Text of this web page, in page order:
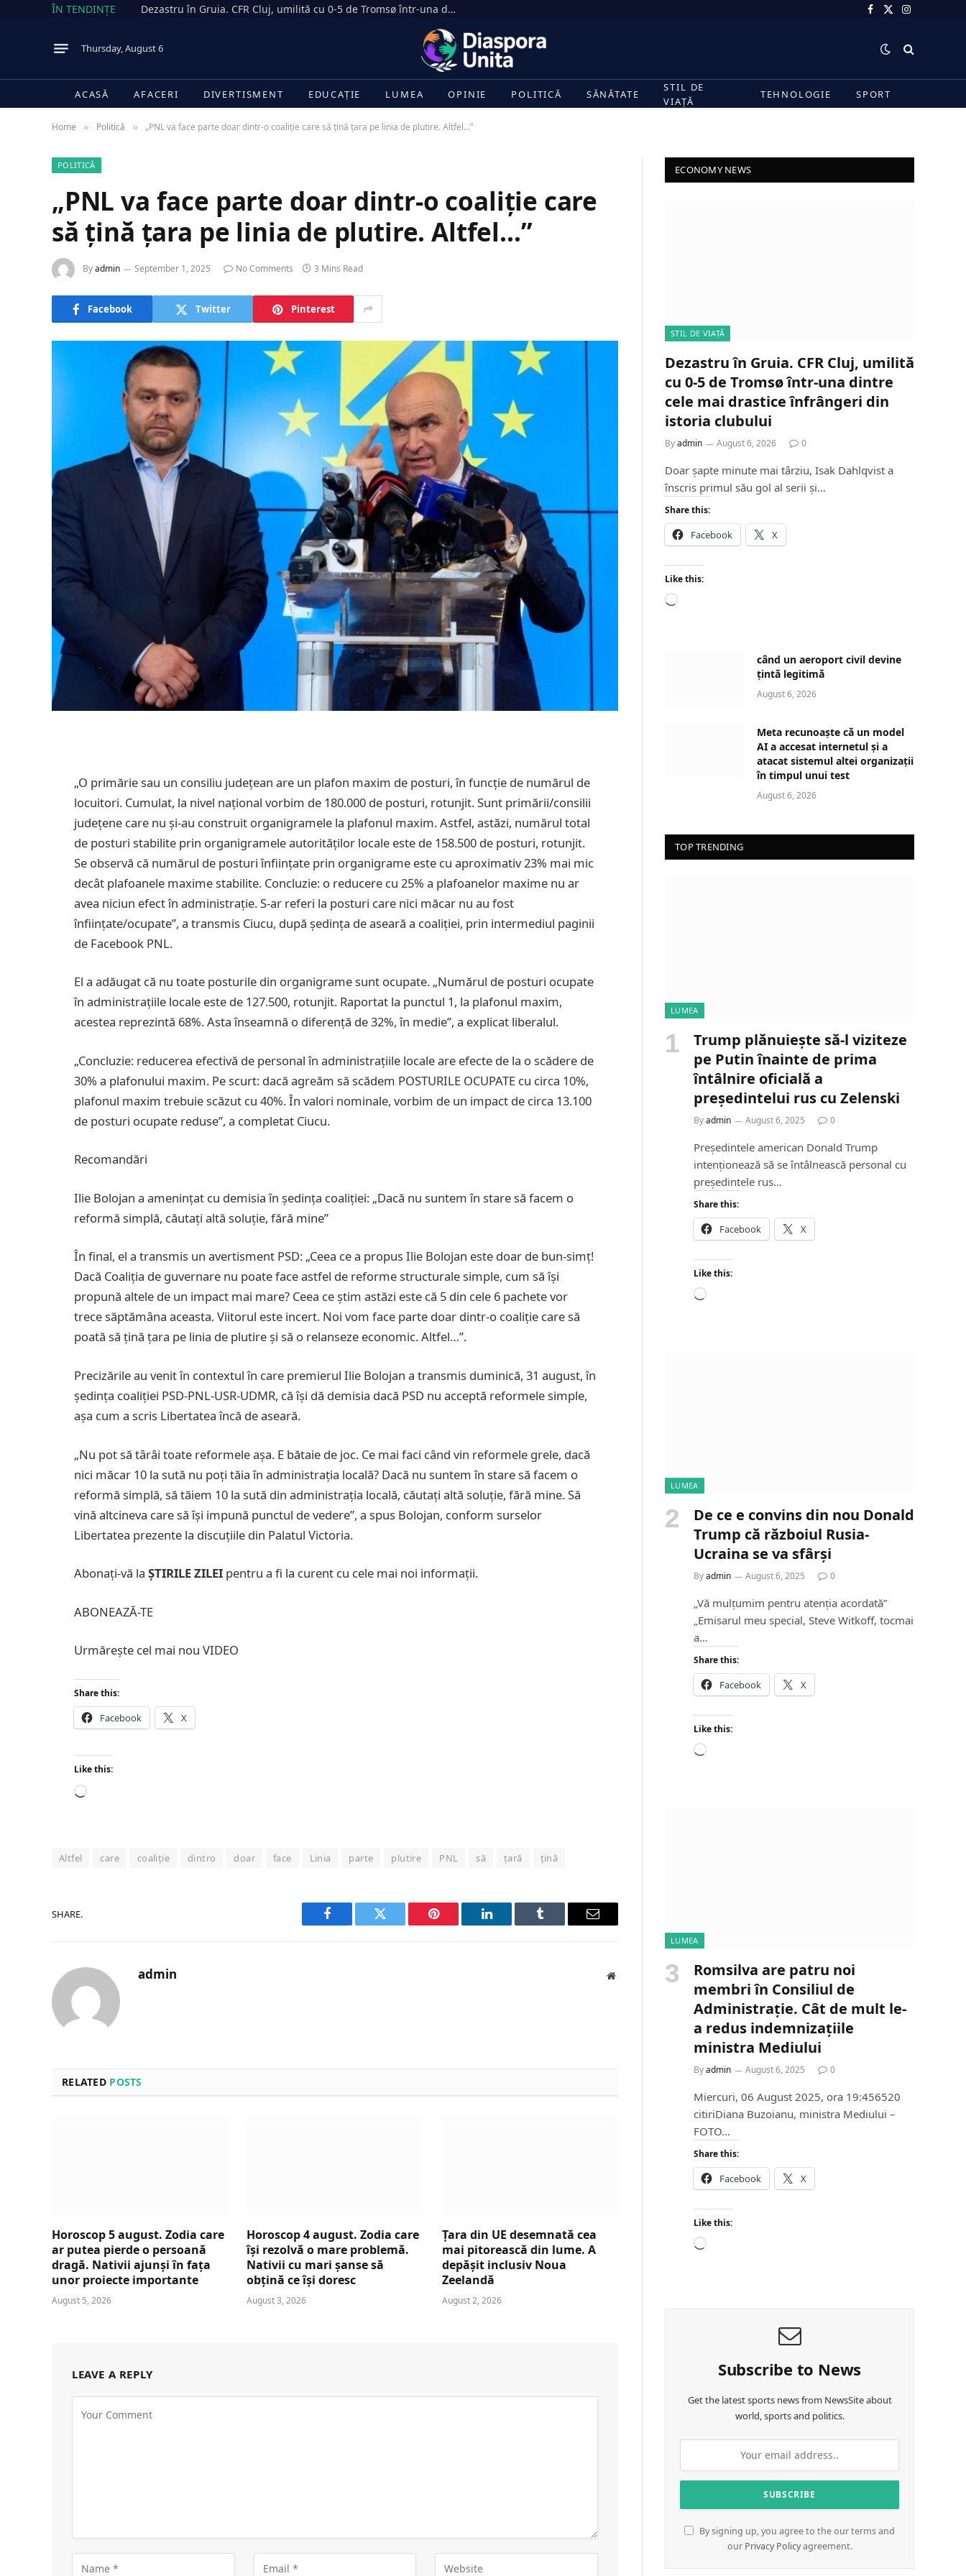
ÎN TENDINȚE Dezastru în Gruia. CFR Cluj, umilită cu 0-5 de Tromsø într-una dintre cele mai drastice înfrângeri din istoria clubului Facebook
X
Instagram
Thursday, August 6
ACASĂ AFACERI DIVERTISMENT EDUCAȚIE LUMEA OPINIE POLITICĂ SĂNĂTATE
STIL DE
VIAȚĂ
TEHNOLOGIE SPORT
Home » Politică » „PNL va face parte doar dintr-o coaliție care să țină țara pe linia de plutire. Altfel…”
POLITICĂ
„PNL va face parte doar dintr-o coaliție care
să țină țara pe linia de plutire. Altfel…”
Byadmin September 1, 2025 No Comments 3 Mins Read
Facebook Twitter Pinterest
„O primărie sau un consiliu județean are un plafon maxim de posturi, în funcție de numărul de
locuitori. Cumulat, la nivel național vorbim de 180.000 de posturi, rotunjit. Sunt primării/consilii
județene care nu și-au construit organigramele la plafonul maxim. Astfel, astăzi, numărul total
de posturi stabilite prin organigramele autorităților locale este de 158.500 de posturi, rotunjit.
Se observă că numărul de posturi înființate prin organigrame este cu aproximativ 23% mai mic
decât plafoanele maxime stabilite. Concluzie: o reducere cu 25% a plafoanelor maxime nu ar
avea niciun efect în administrație. S-ar referi la posturi care nici măcar nu au fost
înființate/ocupate”, a transmis Ciucu, după ședința de aseară a coaliției, prin intermediul paginii
de Facebook PNL.
El a adăugat că nu toate posturile din organigrame sunt ocupate. „Numărul de posturi ocupate
în administrațiile locale este de 127.500, rotunjit. Raportat la punctul 1, la plafonul maxim,
acestea reprezintă 68%. Asta înseamnă o diferență de 32%, în medie”, a explicat liberalul.
„Concluzie: reducerea efectivă de personal în administrațiile locale are efecte de la o scădere de
30% a plafonului maxim. Pe scurt: dacă agreăm să scădem POSTURILE OCUPATE cu circa 10%,
plafonul maxim trebuie scăzut cu 40%. În valori nominale, vorbim de un impact de circa 13.100
de posturi ocupate reduse”, a completat Ciucu.
Recomandări
Ilie Bolojan a amenințat cu demisia în ședința coaliției: „Dacă nu suntem în stare să facem o
reformă simplă, căutați altă soluție, fără mine”
În final, el a transmis un avertisment PSD: „Ceea ce a propus Ilie Bolojan este doar de bun-simț!
Dacă Coaliția de guvernare nu poate face astfel de reforme structurale simple, cum să își
propună altele de un impact mai mare? Ceea ce știm astăzi este că 5 din cele 6 pachete vor
trece săptămâna aceasta. Viitorul este incert. Noi vom face parte doar dintr-o coaliție care să
poată să țină țara pe linia de plutire și să o relanseze economic. Altfel…”.
Precizările au venit în contextul în care premierul Ilie Bolojan a transmis duminică, 31 august, în
ședința coaliției PSD-PNL-USR-UDMR, că își dă demisia dacă PSD nu acceptă reformele simple,
așa cum a scris Libertatea încă de aseară.
„Nu pot să târâi toate reformele așa. E bătaie de joc. Ce mai faci când vin reformele grele, dacă
nici măcar 10 la sută nu poți tăia în administrația locală? Dacă nu suntem în stare să facem o
reformă simplă, să tăiem 10 la sută din administrația locală, căutați altă soluție, fără mine. Să
vină altcineva care să își impună punctul de vedere”, a spus Bolojan, conform surselor
Libertatea prezente la discuțiile din Palatul Victoria.
Abonați-vă la ȘTIRILE ZILEI pentru a fi la curent cu cele mai noi informații.
ABONEAZĂ-TE
Urmărește cel mai nou VIDEO
Share this:
Facebook X
Like this:
Loading…
Altfel care coaliție dintro doar face Linia parte plutire PNL să țară țină
SHARE.
Facebook Twitter Pinterest LinkedIn Tumblr Email
admin Website
RELATED POSTS
Horoscop 5 august. Zodia care
ar putea pierde o persoană
dragă. Nativii ajunși în fața
unor proiecte importante
August 5, 2026
Horoscop 4 august. Zodia care
își rezolvă o mare problemă.
Nativii cu mari șanse să
obțină ce își doresc
August 3, 2026
Țara din UE desemnată cea
mai pitorească din lume. A
depășit inclusiv Noua
Zeelandă
August 2, 2026
LEAVE A REPLY
ECONOMY NEWS
STIL DE VIAȚĂ
Dezastru în Gruia. CFR Cluj, umilită
cu 0-5 de Tromsø într-una dintre
cele mai drastice înfrângeri din
istoria clubului
Byadmin August 6, 2026 0
Doar șapte minute mai târziu, Isak Dahlqvist a
înscris primul său gol al serii și…
Share this:
Facebook X
Like this:
L
când un aeroport civil devine
țintă legitimă
August 6, 2026
Meta recunoaște că un model
AI a accesat internetul și a
atacat sistemul altei organizații
în timpul unui test
August 6, 2026
TOP TRENDING
LUMEA
Trump plănuiește să-l viziteze
pe Putin înainte de prima
întâlnire oficială a
președintelui rus cu Zelenski
Byadmin August 6, 2025 0
Președintele american Donald Trump
intenționează să se întâlnească personal cu
președintele rus…
Share this:
Facebook X
Like this:
L
LUMEA
De ce e convins din nou Donald
Trump că războiul Rusia-
Ucraina se va sfârși
Byadmin August 6, 2025 0
„Vă mulțumim pentru atenția acordată”
„Emisarul meu special, Steve Witkoff, tocmai
a…
Share this:
Facebook X
Like this:
L
LUMEA
Romsilva are patru noi
membri în Consiliul de
Administrație. Cât de mult le-
a redus indemnizațiile
ministra Mediului
Byadmin August 6, 2025 0
Miercuri, 06 August 2025, ora 19:456520
citiriDiana Buzoianu, ministra Mediului –
FOTO…
Share this:
Facebook X
Like this:
L
Subscribe to News
Get the latest sports news from NewsSite about
world, sports and politics.
By signing up, you agree to the our terms and
our Privacy Policyagreement.